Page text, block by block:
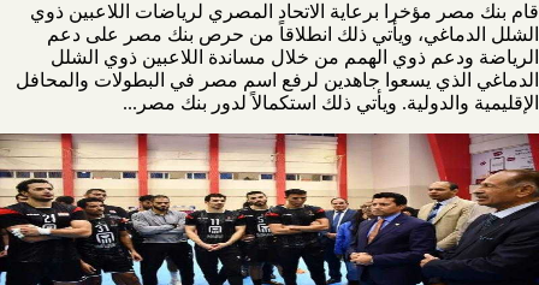
قام بنك مصر مؤخرا برعاية الاتحاد المصري لرياضات اللاعبين ذوي
الشلل الدماغي، ويأتي ذلك انطلاقاً من حرص بنك مصر على دعم
الرياضة ودعم ذوي الهمم من خلال مساندة اللاعبين ذوي الشلل
الدماغي الذي يسعوا جاهدين لرفع اسم مصر في البطولات والمحافل
الإقليمية والدولية. ويأتي ذلك استكمالاً لدور بنك مصر...